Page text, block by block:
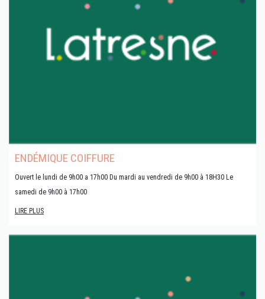
ENDÉMIQUE COIFFURE
Ouvert le lundi de 9h00 a 17h00 Du mardi au vendredi de 9h00 à 18H30 Le
samedi de 9h00 à 17h00
LIRE PLUS